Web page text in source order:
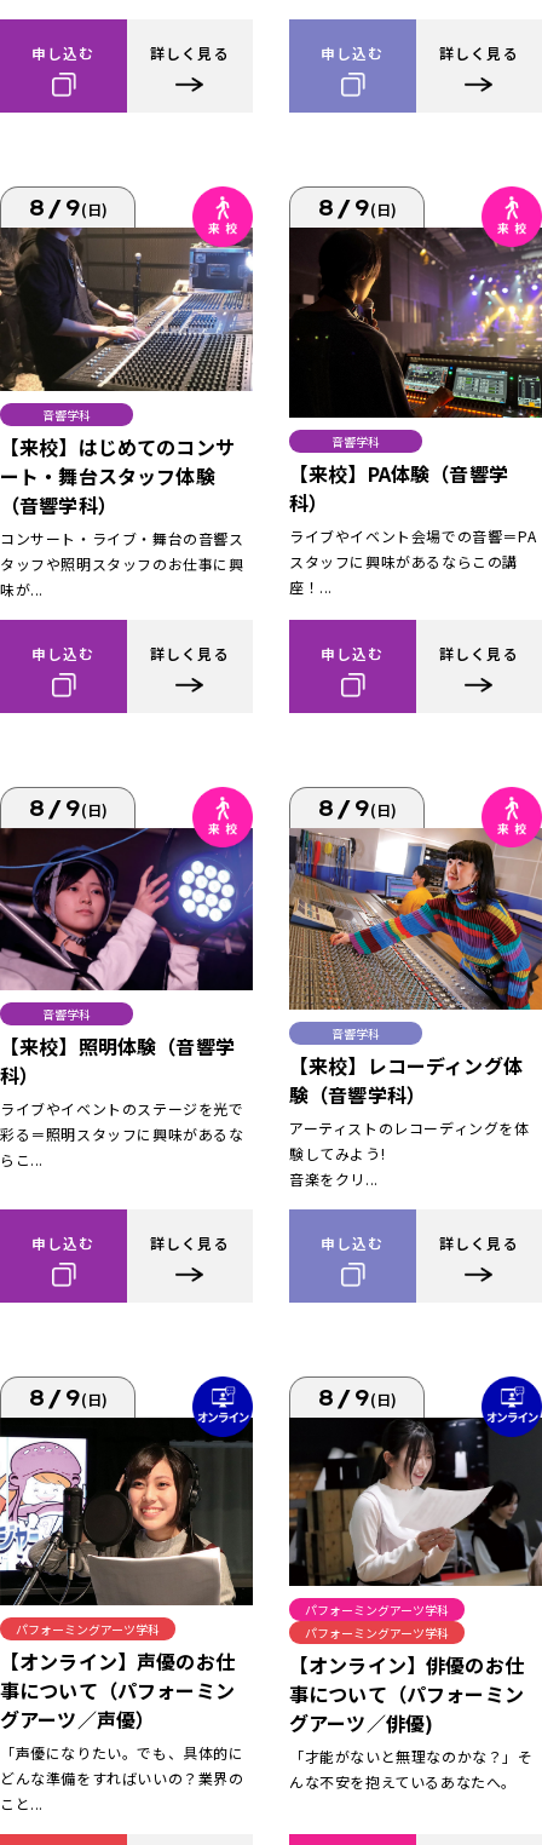
申し込む 詳しく見る 申し込む 詳しく見る
8/9(日)
音響学科
【来校】はじめてのコンサ
ート・舞台スタッフ体験
（音響学科）
コンサート・ライブ・舞台の音響ス
タッフや照明スタッフのお仕事に興
味が...
申し込む 詳しく見る
8/9(日)
音響学科
【来校】PA体験（音響学
科）
ライブやイベント会場での音響＝PA
スタッフに興味があるならこの講
座！...
申し込む 詳しく見る
8/9(日)
音響学科
【来校】照明体験（音響学
科）
ライブやイベントのステージを光で
彩る＝照明スタッフに興味があるな
らこ...
申し込む 詳しく見る
8/9(日)
音響学科
【来校】レコーディング体
験（音響学科）
アーティストのレコーディングを体
験してみよう!
音楽をクリ...
申し込む 詳しく見る
8/9(日)
パフォーミングアーツ学科
【オンライン】声優のお仕
事について（パフォーミン
グアーツ／声優）
「声優になりたい。でも、具体的に
どんな準備をすればいいの？業界の
こと...
8/9(日)
パフォーミングアーツ学科
パフォーミングアーツ学科
【オンライン】俳優のお仕
事について（パフォーミン
グアーツ／俳優)
「才能がないと無理なのかな？」そ
んな不安を抱えているあなたへ。